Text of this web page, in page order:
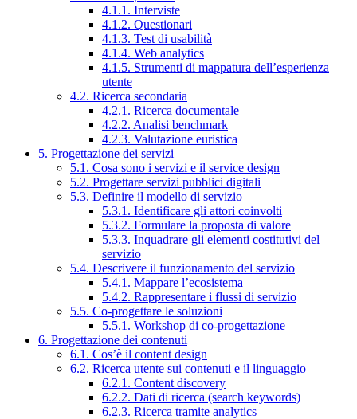
4.1.1. Interviste
4.1.2. Questionari
4.1.3. Test di usabilità
4.1.4. Web analytics
4.1.5. Strumenti di mappatura dell’esperienza
utente
4.2. Ricerca secondaria
4.2.1. Ricerca documentale
4.2.2. Analisi benchmark
4.2.3. Valutazione euristica
5. Progettazione dei servizi
5.1. Cosa sono i servizi e il service design
5.2. Progettare servizi pubblici digitali
5.3. Definire il modello di servizio
5.3.1. Identificare gli attori coinvolti
5.3.2. Formulare la proposta di valore
5.3.3. Inquadrare gli elementi costitutivi del
servizio
5.4. Descrivere il funzionamento del servizio
5.4.1. Mappare l’ecosistema
5.4.2. Rappresentare i flussi di servizio
5.5. Co-progettare le soluzioni
5.5.1. Workshop di co-progettazione
6. Progettazione dei contenuti
6.1. Cos’è il content design
6.2. Ricerca utente sui contenuti e il linguaggio
6.2.1. Content discovery
6.2.2. Dati di ricerca (search keywords)
6.2.3. Ricerca tramite analytics